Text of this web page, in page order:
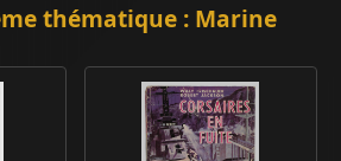
thématique : Marine